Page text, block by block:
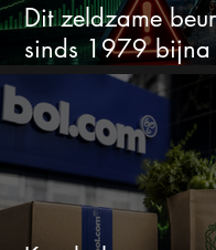
Dit zeldzame
sinds 1979 bijna
extreem